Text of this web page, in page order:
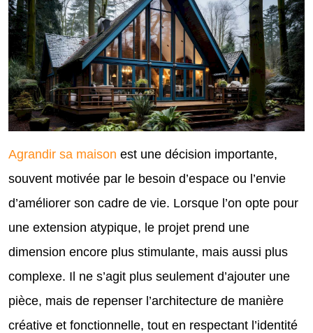
Agrandir sa maison est une décision importante,
souvent motivée par le besoin d’espace ou l’envie
d’améliorer son cadre de vie. Lorsque l’on opte pour
une extension atypique, le projet prend une
dimension encore plus stimulante, mais aussi plus
complexe. Il ne s’agit plus seulement d’ajouter une
pièce, mais de repenser l’architecture de manière
créative et fonctionnelle, tout en respectant l’identité